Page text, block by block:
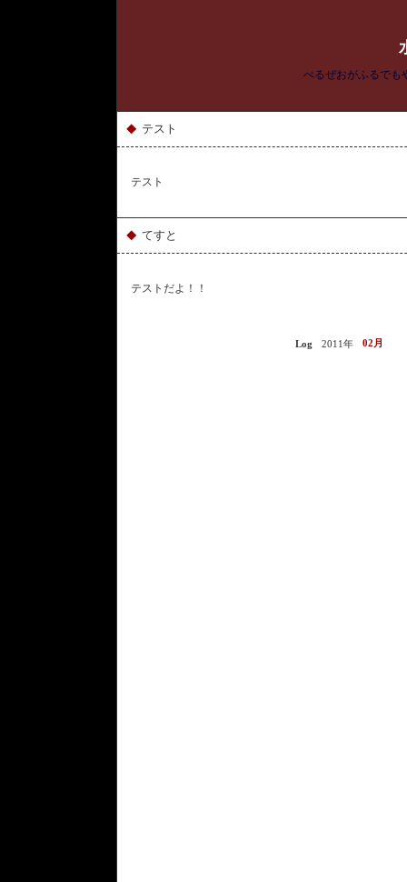
べるぜおがふるでも
◆ テスト
テスト
◆ てすと
テストだよ！！
Log 2011年 02月